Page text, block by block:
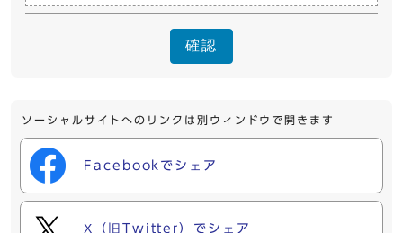
確認
ソーシャルサイトへのリンクは別ウィンドウで開きます
Facebookでシェア
X（旧Twitter）でシェア